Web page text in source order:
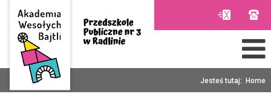
Jesteś tutaj: Home